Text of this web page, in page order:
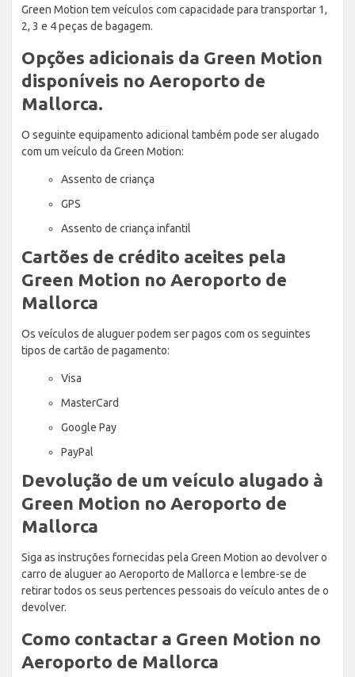
Green Motion tem veículos com capacidade para transportar 1,
2, 3 e 4 peças de bagagem.
Opções adicionais da Green Motion
disponíveis no Aeroporto de
Mallorca.
O seguinte equipamento adicional também pode ser alugado
com um veículo da Green Motion:
Assento de criança
GPS
Assento de criança infantil
Cartões de crédito aceites pela
Green Motion no Aeroporto de
Mallorca
Os veículos de aluguer podem ser pagos com os seguintes
tipos de cartão de pagamento:
Visa
MasterCard
Google Pay
PayPal
Devolução de um veículo alugado à
Green Motion no Aeroporto de
Mallorca
Siga as instruções fornecidas pela Green Motion ao devolver o
carro de aluguer ao Aeroporto de Mallorca e lembre-se de
retirar todos os seus pertences pessoais do veículo antes de o
devolver.
Como contactar a Green Motion no
Aeroporto de Mallorca